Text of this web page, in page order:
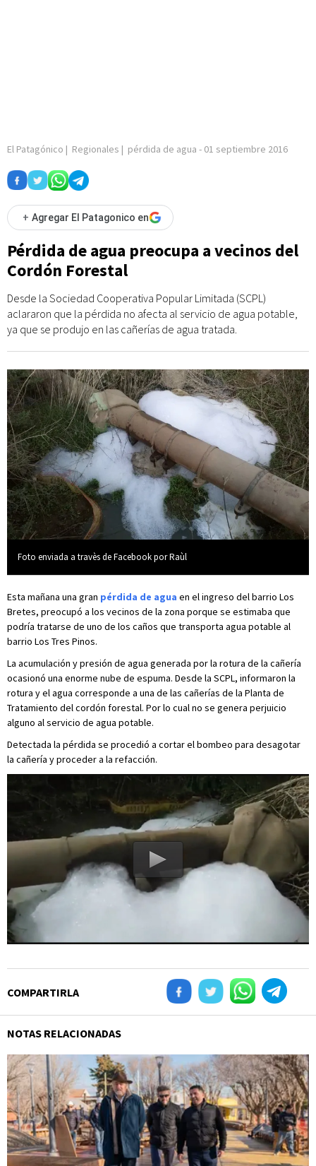
El Patagónico | Regionales | pérdida de agua - 01 septiembre 2016
+ Agregar El Patagonico en
Pérdida de agua preocupa a vecinos del
Cordón Forestal
Desde la Sociedad Cooperativa Popular Limitada (SCPL)
aclararon que la pérdida no afecta al servicio de agua potable,
ya que se produjo en las cañerías de agua tratada.
Foto enviada a travès de Facebook por Raùl
Esta mañana una gran pérdida de agua en el ingreso del barrio Los
Bretes, preocupó a los vecinos de la zona porque se estimaba que
podría tratarse de uno de los caños que transporta agua potable al
barrio Los Tres Pinos.
La acumulación y presión de agua generada por la rotura de la cañería
ocasionó una enorme nube de espuma. Desde la SCPL, informaron la
rotura y el agua corresponde a una de las cañerías de la Planta de
Tratamiento del cordón forestal. Por lo cual no se genera perjuicio
alguno al servicio de agua potable.
Detectada la pérdida se procedió a cortar el bombeo para desagotar
la cañería y proceder a la refacción.
COMPARTIRLA
NOTAS RELACIONADAS